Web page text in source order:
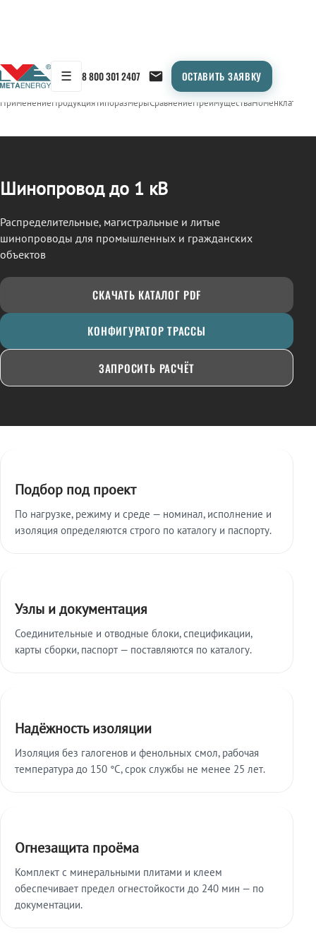
☰ 8 800 301 2407 ОСТАВИТЬ ЗАЯВКУ
← Продукция/ШИНОПРОВОД
ПрименениеПродукцияТипоразмерыСравнениеПреимуществаНоменклатура
Шинопровод до 1 кВ
Распределительные, магистральные и литые
шинопроводы для промышленных и гражданских
объектов
СКАЧАТЬ КАТАЛОГ PDF
КОНФИГУРАТОР ТРАССЫ
ЗАПРОСИТЬ РАСЧЁТ
Подбор под проект
По нагрузке, режиму и среде — номинал, исполнение и
изоляция определяются строго по каталогу и паспорту.
Узлы и документация
Соединительные и отводные блоки, спецификации,
карты сборки, паспорт — поставляются по каталогу.
Надёжность изоляции
Изоляция без галогенов и фенольных смол, рабочая
температура до 150 °C, срок службы не менее 25 лет.
Огнезащита проёма
Комплект с минеральными плитами и клеем
обеспечивает предел огнестойкости до 240 мин — по
документации.